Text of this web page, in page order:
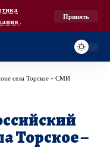
.
Принять
села Торское – СМИ
Торское –